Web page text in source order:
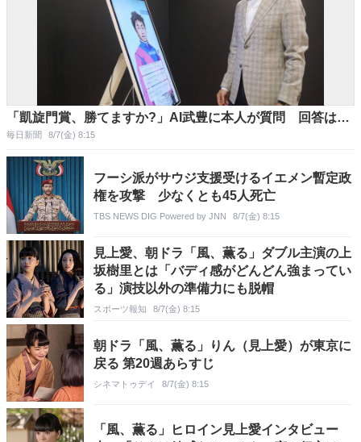
「凱旋門賞、勝てますか?」AI武豊に本人が質問 回答は…
毎日新聞 8/7(金) 8:15
フーシ派がサウジ支援受けるイエメン暫定政
権を攻撃 少なくとも45人死亡
TBS NEWS DIG Powered by JNN 8/7(金) 8:15
見上愛、朝ドラ「風、薫る」ダブル主演の上
坂樹里とは「バディ感がどんどん強まってい
る」演技以外の準備力にも脱帽
スポーツ報知 8/7(金) 8:15
朝ドラ「風、薫る」りん（見上愛）が東京に
戻る 第20週あらすじ
シネマトゥデイ 8/7(金) 8:15
「風、薫る」ヒロイン見上愛インタビュー